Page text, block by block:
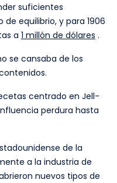
suficientes
equilibrio, y para 1906
a 1 millón de dólares .
se cansaba de los
centrado en Jell-
perdura hasta
de la
a la industria de
nuevos tipos de